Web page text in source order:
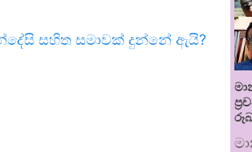
සහිත සමාවක් දුන්නේ ඇයි?